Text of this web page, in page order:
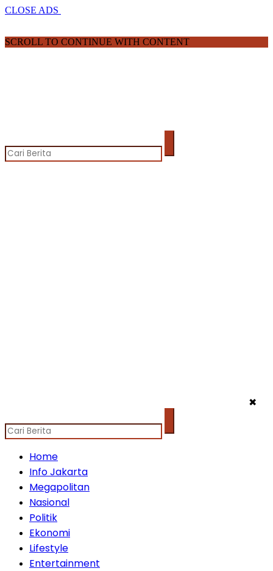
CLOSE ADS
SCROLL TO CONTINUE WITH CONTENT
✖
Home
Info Jakarta
Megapolitan
Nasional
Politik
Ekonomi
Lifestyle
Entertainment